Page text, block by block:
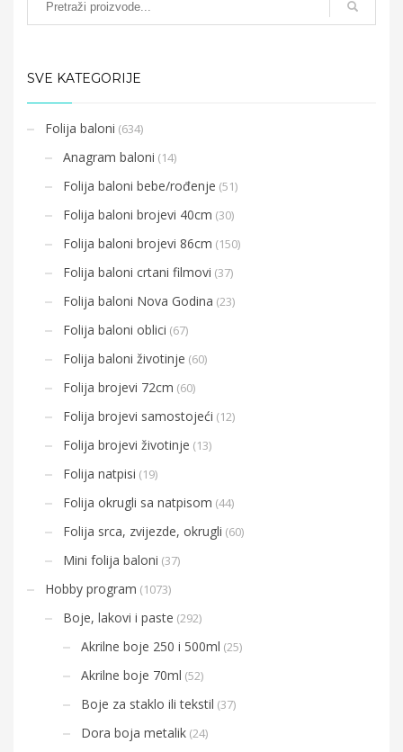
SVE KATEGORIJE
Folija baloni (634)
Anagram baloni (14)
Folija baloni bebe/rođenje (51)
Folija baloni brojevi 40cm (30)
Folija baloni brojevi 86cm (150)
Folija baloni crtani filmovi (37)
Folija baloni Nova Godina (23)
Folija baloni oblici (67)
Folija baloni životinje (60)
Folija brojevi 72cm (60)
Folija brojevi samostojeći (12)
Folija brojevi životinje (13)
Folija natpisi (19)
Folija okrugli sa natpisom (44)
Folija srca, zvijezde, okrugli (60)
Mini folija baloni (37)
Hobby program (1073)
Boje, lakovi i paste (292)
Akrilne boje 250 i 500ml (25)
Akrilne boje 70ml (52)
Boje za staklo ili tekstil (37)
Dora boja metalik (24)